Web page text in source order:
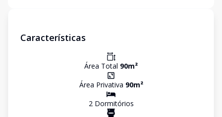
Características
Área Total 90m²
Área Privativa 90m²
2Dormitórios